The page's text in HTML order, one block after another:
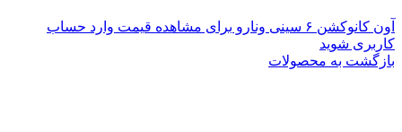
آون کانوکشن ۶ سینی ونارو
برای مشاهده قیمت وارد حساب
کاربری شوید
بازگشت به محصولات